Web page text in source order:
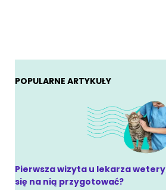
POPULARNE ARTYKUŁY
Pierwsza wizyta u lekarza
się na nią przygotować?